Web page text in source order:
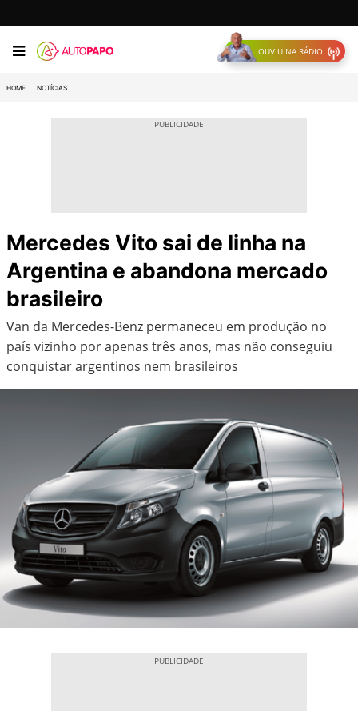
OUVIU NA RÁDIO
HOME NOTÍCIAS
Mercedes Vito sai de linha na
Argentina e abandona mercado
brasileiro
Van da Mercedes-Benz permaneceu em produção no
país vizinho por apenas três anos, mas não conseguiu
conquistar argentinos nem brasileiros